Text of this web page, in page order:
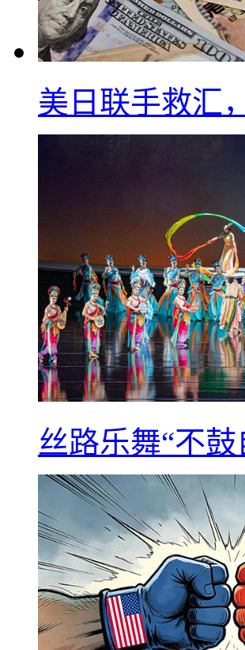
美日联手救汇
丝路乐舞“不